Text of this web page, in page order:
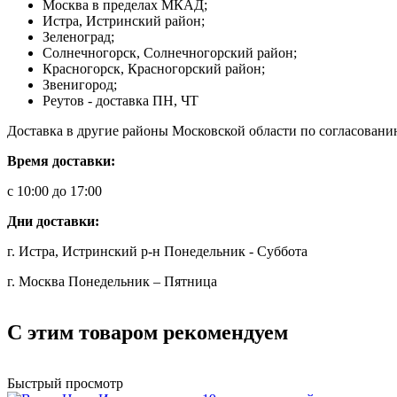
Москва в пределах МКАД;
Истра, Истринский район;
Зеленоград;
Солнечногорск, Солнечногорский район;
Красногорск, Красногорский район;
Звенигород;
Реутов - доставка ПН, ЧТ
Доставка в другие районы Московской области по
Время доставки:
с 10:00 до 17:00
Дни доставки:
г. Истра, Истринский р-н Понедельник - Суббота
г. Москва Понедельник – Пятница
С этим товаром рекомендуем
Быстрый просмотр